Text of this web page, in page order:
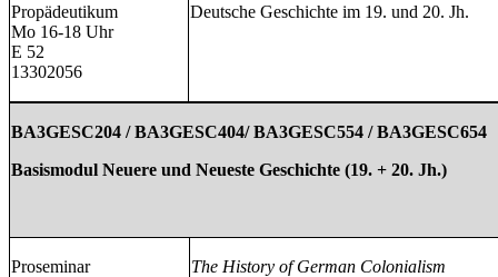
Propädeutikum
Mo 16-18 Uhr
E 52
13302056
Deutsche Geschichte im 19. und 20. Jh.
BA3GESC204 / BA3GESC404/ BA3GESC554 / BA3GESC654
Basismodul Neuere und Neueste Geschichte (19. + 20. Jh.)
Proseminar
The History of German Colonialism